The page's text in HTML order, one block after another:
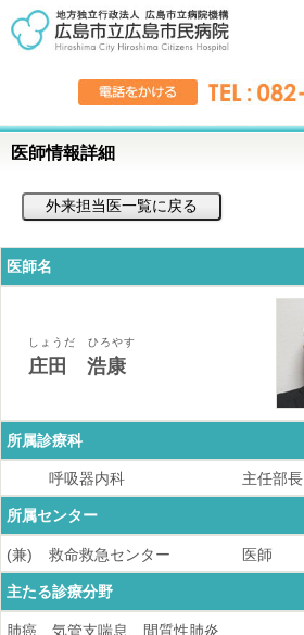
医師情報詳細
医師名
しょうだ ひろやす
庄田 浩康
所属診療科
呼吸器内科 主任部長
所属センター
(兼) 救命救急センター 医師
主たる診療分野
肺癌、気管支喘息、間質性肺炎